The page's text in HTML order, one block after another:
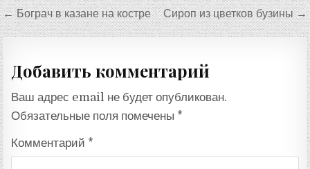
Навигация
по
← Бограч в казане на костре Сироп из цветков бузины →
Добавить комментарий
Ваш адрес email не будет опубликован.
Обязательные поля помечены *
Комментарий *